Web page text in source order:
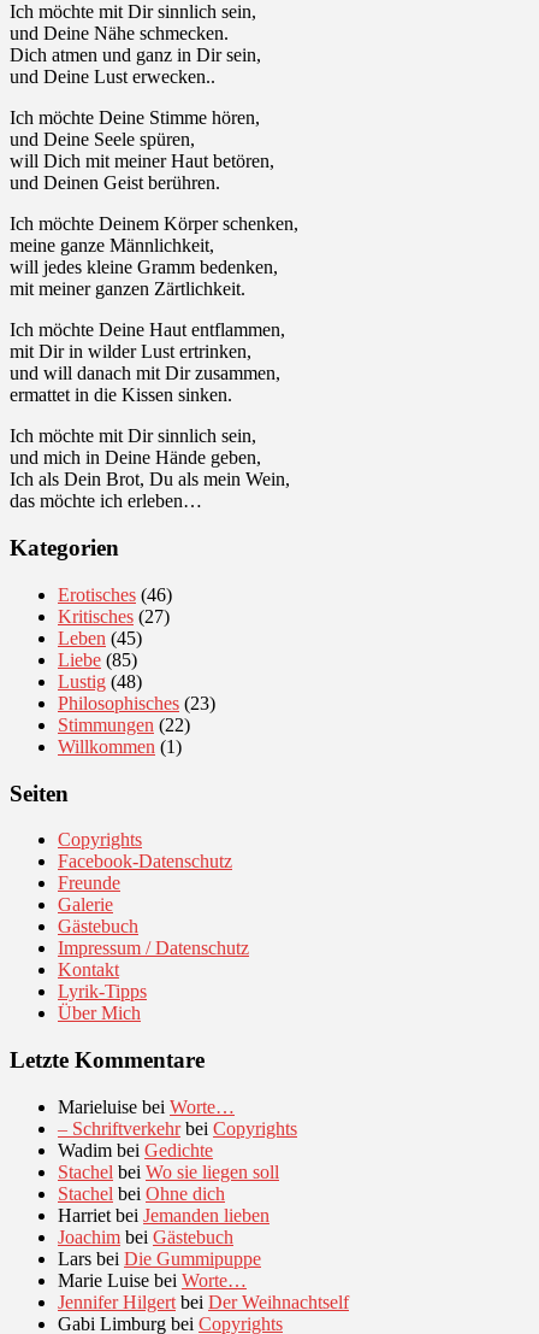
Ich möchte mit Dir sinnlich sein,
und Deine Nähe schmecken.
Dich atmen und ganz in Dir sein,
und Deine Lust erwecken..
Ich möchte Deine Stimme hören,
und Deine Seele spüren,
will Dich mit meiner Haut betören,
und Deinen Geist berühren.
Ich möchte Deinem Körper schenken,
meine ganze Männlichkeit,
will jedes kleine Gramm bedenken,
mit meiner ganzen Zärtlichkeit.
Ich möchte Deine Haut entflammen,
mit Dir in wilder Lust ertrinken,
und will danach mit Dir zusammen,
ermattet in die Kissen sinken.
Ich möchte mit Dir sinnlich sein,
und mich in Deine Hände geben,
Ich als Dein Brot, Du als mein Wein,
das möchte ich erleben…
Kategorien
Erotisches (46)
Kritisches (27)
Leben (45)
Liebe (85)
Lustig (48)
Philosophisches (23)
Stimmungen (22)
Willkommen (1)
Seiten
Copyrights
Facebook-Datenschutz
Freunde
Galerie
Gästebuch
Impressum / Datenschutz
Kontakt
Lyrik-Tipps
Über Mich
Letzte Kommentare
Marieluise bei Worte…
– Schriftverkehrbei Copyrights
Wadim bei Gedichte
Stachel bei Wo sie liegen soll
Stachel bei Ohne dich
Harriet bei Jemanden lieben
Joachim bei Gästebuch
Lars bei Die Gummipuppe
Marie Luise bei Worte…
Jennifer Hilgert bei Der Weihnachtself
Gabi Limburg bei Copyrights